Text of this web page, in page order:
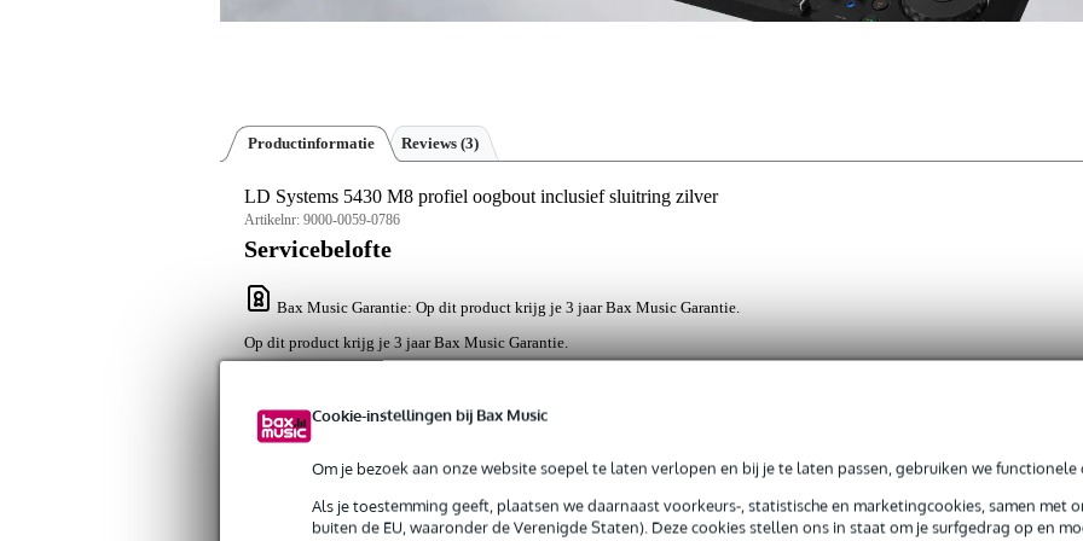
Cookie-instellingen bij Bax Music
Om je bezoek aan onze website soepel te laten verlopen en bij je te laten passen, gebruiken we functionele
Als je toestemming geeft, plaatsen we daarnaast voorkeurs-, statistische en marketingcookies, samen met
buiten de EU, waaronder de Verenigde Staten). Deze cookies stellen ons in staat om je surfgedrag op en
Productinformatie Reviews (3)
LD Systems 5430 M8 profiel oogbout inclusief sluitring zilver
Artikelnr: 9000-0059-0786
Servicebelofte
Bax Music Garantie: Op dit product krijg je 3 jaar Bax Music Garantie.
Op dit product krijg je 3 jaar Bax Music Garantie.
De LD Systems 5430 M8 is een oogbout met M8 profiel. Met de oogbout kun je speakers gemakkelijker
ophangen door middel van een safety systeem. Zo hang je ze gemakkelijk aan je rig systeem. De bout is
en wordt geleverd inclusief sluitring.
Specificaties